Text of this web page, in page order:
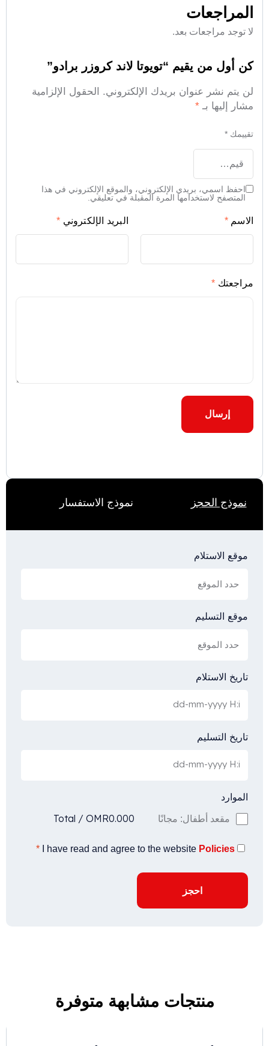
المراجعات
لا توجد مراجعات بعد.
كن أول من يقيم “تويوتا لاند كروزر برادو”
لن يتم نشر عنوان بريدك الإلكتروني.
الحقول الإلزامية
مشار إليها بـ *
تقييمك *
مراجعتك *
الاسم * البريد الإلكتروني *
احفظ اسمي، بريدي الإلكتروني، والموقع الإلكتروني في هذا
المتصفح لاستخدامها المرة المقبلة في تعليقي.
نموذج الحجز نموذج الاستفسار
موقع الاستلام
موقع التسليم
تاريخ الاستلام
تاريخ التسليم
الموارد
مقعد أطفال: مجانًا OMR0.000
/
Total
I have read and agree to the website Policies
*
احجز
منتجات مشابهة متوفرة